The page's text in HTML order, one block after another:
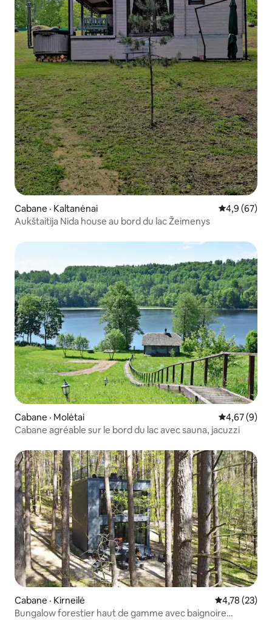
Cabane · Kaltanėnai Note
4,9 (67)
Aukštaitija Nida house au bord du lac Žeimenys
Cabane · Molėtai Note
4,67 (9)
Cabane agréable sur le bord du lac avec sauna, jacuzzi
Cabane · Kirneilė Note
4,78 (23)
Bungalow forestier haut de gamme avec baignoire